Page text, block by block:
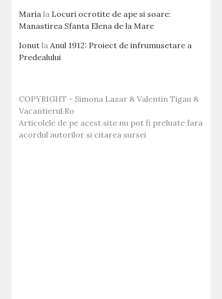
Maria la Locuri ocrotite de ape si soare:
Manastirea Sfanta Elena de la Mare
Ionut laAnul 1912: Proiect de infrumusetare a
Predealului
COPYRIGHT - Simona Lazar & Valentin Tigau &
Vacantierul.Ro
Articolele de pe acest site nu pot fi preluate fara
acordul autorilor si citarea sursei